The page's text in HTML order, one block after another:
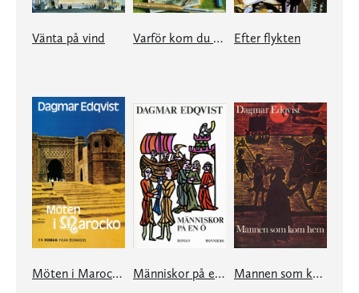
Vänta på vind Varför kom du på ängen? Efter flykten
Möten i Marocko Människor på en ö Mannen som kom hem